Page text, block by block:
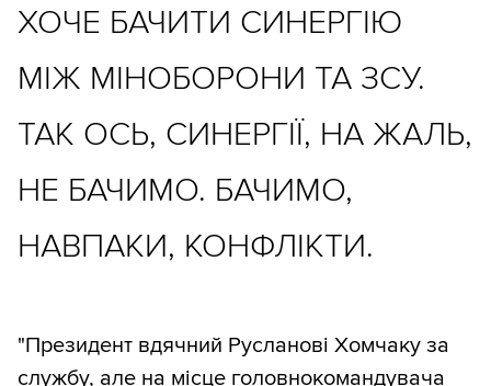
ХОЧЕ БАЧИТИ СИНЕРГІЮ
МІЖ МІНОБОРОНИ ТА ЗСУ.
ТАК ОСЬ, СИНЕРГІЇ, НА ЖАЛЬ,
НЕ БАЧИМО. БАЧИМО,
НАВПАКИ, КОНФЛІКТИ.
"Президент вдячний Русланові Хомчаку за
службу, але на місце головнокомандувача